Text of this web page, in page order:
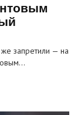
запретили — на